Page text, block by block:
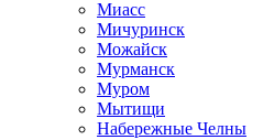
Миасс
Мичуринск
Можайск
Мурманск
Муром
Мытищи
Набережные Челны